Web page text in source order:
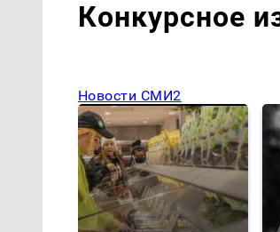
Конкурсное
Новости СМИ2